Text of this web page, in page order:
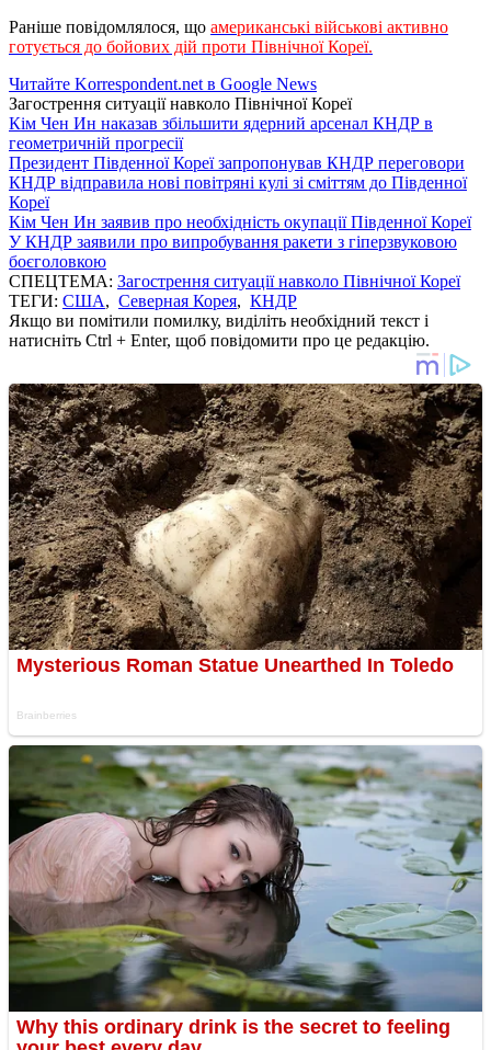
Раніше повідомлялося, що американські військові активно
готується до бойових дій проти Північної Кореї.
Читайте Korrespondent.net в Google News
Загострення ситуації навколо Пiвнічної Кореї
Кім Чен Ин наказав збільшити ядерний арсенал КНДР в
геометричній прогресії
Президент Південної Кореї запропонував КНДР переговори
КНДР відправила нові повітряні кулі зі сміттям до Південної
Кореї
Кім Чен Ин заявив про необхідність окупації Південної Кореї
У КНДР заявили про випробування ракети з гіперзвуковою
боєголовкою
СПЕЦТЕМА: Загострення ситуації навколо Пiвнічної Кореї
ТЕГИ: США, Северная Корея, КНДР
Якщо ви помітили помилку, виділіть необхідний текст і
натисніть Ctrl + Enter, щоб повідомити про це редакцію.